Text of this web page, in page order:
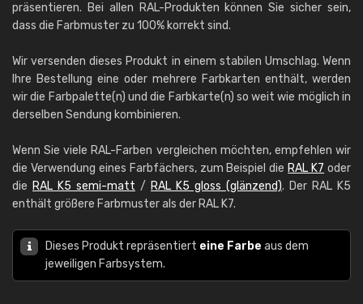
präsentieren. Bei allen RAL-Produkten können Sie sicher sein,
dass die Farbmuster zu 100% korrekt sind.
Wir versenden dieses Produkt in einem stabilen Umschlag. Wenn
Ihre Bestellung eine oder mehrere Farbkarten enthält, werden
wir die Farbpalette(n) und die Farbkarte(n) so weit wie möglich in
derselben Sendung kombinieren.
Wenn Sie viele RAL-Farben vergleichen möchten, empfehlen wir
die Verwendung eines Farbfächers, zum Beispiel die RAL K7 oder
die RAL K5 semi-matt / RAL K5 gloss (glänzend). Der RAL K5
enthält größere Farbmuster als der RAL K7.
Dieses Produkt repräsentiert eine Farbe aus dem
jeweiligen Farbsystem.